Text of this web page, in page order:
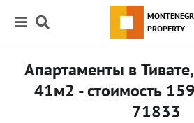
PROPERTY
Апартаменты в
41м2 - стоимость
71833